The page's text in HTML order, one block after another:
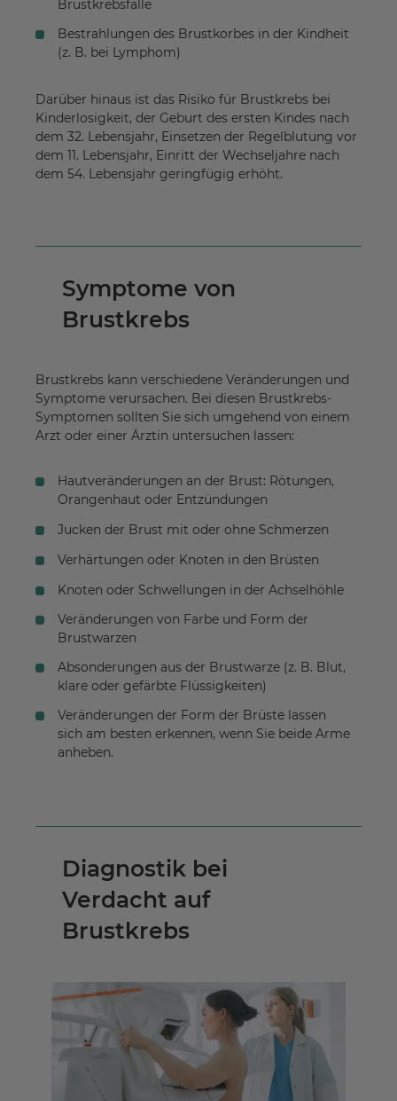
Brustkrebsfälle
Bestrahlungen des Brustkorbes in der Kindheit
(z. B. bei Lymphom)
Darüber hinaus ist das Risiko für Brustkrebs bei
Kinderlosigkeit, der Geburt des ersten Kindes nach
dem 32. Lebensjahr, Einsetzen der Regelblutung vor
dem 11. Lebensjahr, Einritt der Wechseljahre nach
dem 54. Lebensjahr geringfügig erhöht.
Symptome von
Brustkrebs
Brustkrebs kann verschiedene Veränderungen und
Symptome verursachen. Bei diesen Brustkrebs-
Symptomen sollten Sie sich umgehend von einem
Arzt oder einer Ärztin untersuchen lassen:
Hautveränderungen an der Brust: Rötungen,
Orangenhaut oder Entzündungen
Jucken der Brust mit oder ohne Schmerzen
Verhärtungen oder Knoten in den Brüsten
Knoten oder Schwellungen in der Achselhöhle
Veränderungen von Farbe und Form der
Brustwarzen
Absonderungen aus der Brustwarze (z. B. Blut,
klare oder gefärbte Flüssigkeiten)
Veränderungen der Form der Brüste lassen
sich am besten erkennen, wenn Sie beide Arme
anheben.
Diagnostik bei
Verdacht auf
Brustkrebs